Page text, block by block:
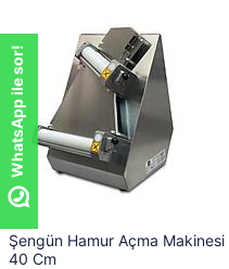
Şengün Hamur Açma Makinesi
40 Cm
WhatsApp ile sor!